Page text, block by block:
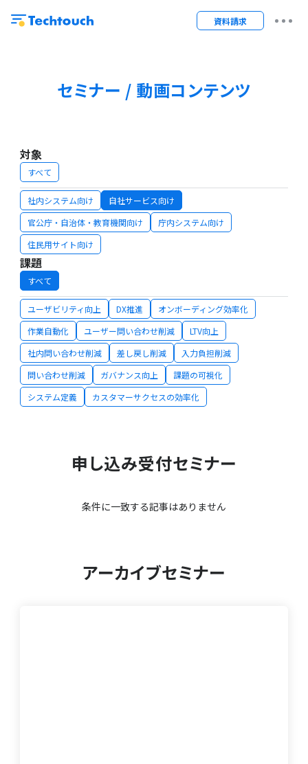
資料請求
セミナー / 動画コンテンツ
対象
すべて
社内システム向け
自社サービス向け
官公庁・自治体・教育機関向け
庁内システム向け
住民用サイト向け
課題
すべて
ユーザビリティ向上 DX推進
オンボーディング効率化
作業自動化
ユーザー問い合わせ削減
LTV向上
社内問い合わせ削減
差し戻し削減
入力負担削減
問い合わせ削減
ガバナンス向上
課題の可視化
システム定義
カスタマーサクセスの効率化
申し込み受付セミナー
条件に一致する記事はありません
アーカイブセミナー